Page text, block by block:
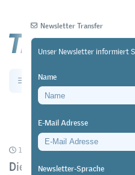
Newsletter
14/01/26 Diskussion
Dieter Euler
Newsletter Transfer
Unser Newsletter informiert
Name
E-Mail Adresse
Newsletter-Sprache